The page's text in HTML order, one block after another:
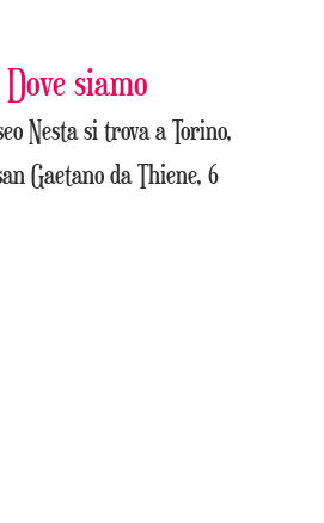
Dove siamo
Nesta si trova a Torino,
Gaetano da Thiene, 6